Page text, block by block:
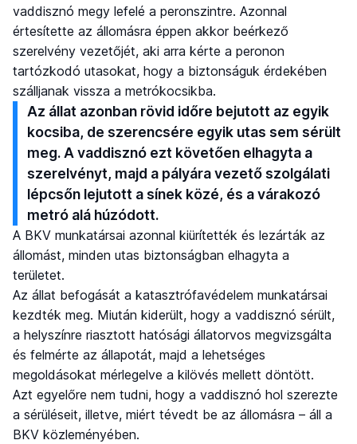
vaddisznó megy lefelé a peronszintre. Azonnal
értesítette az állomásra éppen akkor beérkező
szerelvény vezetőjét, aki arra kérte a peronon
tartózkodó utasokat, hogy a biztonságuk érdekében
szálljanak vissza a metrókocsikba.
Az állat azonban rövid időre bejutott az egyik
kocsiba, de szerencsére egyik utas sem sérült
meg. A vaddisznó ezt követően elhagyta a
szerelvényt, majd a pályára vezető szolgálati
lépcsőn lejutott a sínek közé, és a várakozó
metró alá húzódott.
A BKV munkatársai azonnal kiürítették és lezárták az
állomást, minden utas biztonságban elhagyta a
területet.
Az állat befogását a katasztrófavédelem munkatársai
kezdték meg. Miután kiderült, hogy a vaddisznó sérült,
a helyszínre riasztott hatósági állatorvos megvizsgálta
és felmérte az állapotát, majd a lehetséges
megoldásokat mérlegelve a kilövés mellett döntött.
Azt egyelőre nem tudni, hogy a vaddisznó hol szerezte
a sérüléseit, illetve, miért tévedt be az állomásra – áll a
BKV közleményében.